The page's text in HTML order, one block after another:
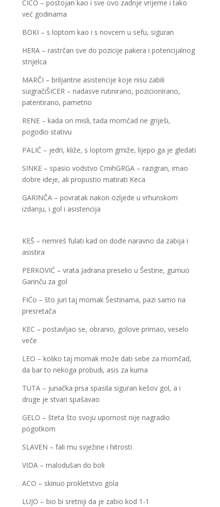
CICO – postojan kao i sve ovo zadnje vrijeme i tako
već godinama
BOKI – s loptom kao i s novcem u sefu, siguran
HERA – rastrčan sve do pozicije pakera i potencijalnog
strijelca
MARČI – briljantne asistencije koje nisu zabili
suigračiŠICER – nadasve rutinirano, pozicionirano,
patentirano, pametno
RENE – kada on misli, tada momčad ne griješi,
pogodio stativu
PALIĆ – jedri, kliže, s loptom gmiže, lijepo ga je gledati
SINKE – spasio vodstvo CrnihGRGA – razigran, imao
dobre ideje, ali propustio matirati Keca
GARINČA – povratak nakon ozljede u vrhunskom
izdanju, i gol i asistencija
KEŠ – nemreš fulati kad on dođe naravno da zabija i
asistira
PERKOVIĆ – vrata Jadrana preselio u Šestine, gurnuo
Garinču za gol
FIĆo – što juri taj momak Šestinama, pazi samo na
presretača
KEC – postavljao se, obranio, golove primao, veselo
veče
LEO – koliko taj momak može dati sebe za momčad,
da bar to nekoga probudi, asis za kuma
TUTA – junačka prsa spasila siguran kešov gol, a i
druge je stvari spašavao
GELO – šteta što svoju upornost nije nagradio
pogotkom
SLAVEN – fali mu svježine i hitrosti
VIDA – malodušan do boli
ACO – skinuo prokletstvo gola
LUJO – bio bi sretniji da je zabio kod 1-1